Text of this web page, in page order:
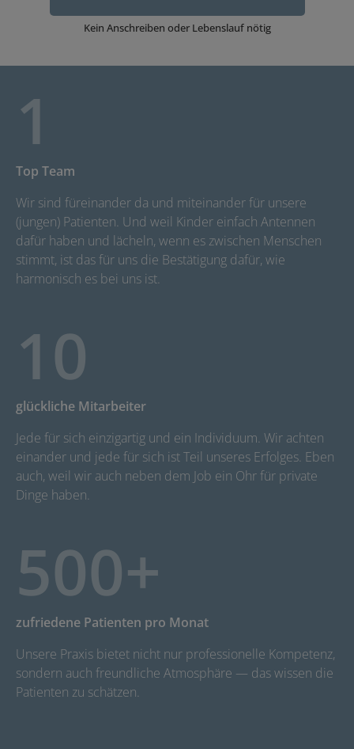
Kein Anschreiben oder Lebenslauf nötig
1
Top Team
Wir sind für­einander da und mit­einander für unsere
(jungen) Patienten. Und weil Kinder einfach Antennen
dafür haben und lächeln, wenn es zwischen Menschen
stimmt, ist das für uns die Bestätigung dafür, wie
harmonisch es bei uns ist.
10
glückliche Mitarbeiter
Jede für sich einzigartig und ein Individuum. Wir achten
einander und jede für sich ist Teil unseres Erfolges. Eben
auch, weil wir auch neben dem Job ein Ohr für private
Dinge haben.
500+
zufriedene Patienten pro Monat
Unsere Praxis bietet nicht nur professionelle Kompetenz,
sondern auch freundliche Atmosphäre — das wissen die
Patienten zu schätzen.